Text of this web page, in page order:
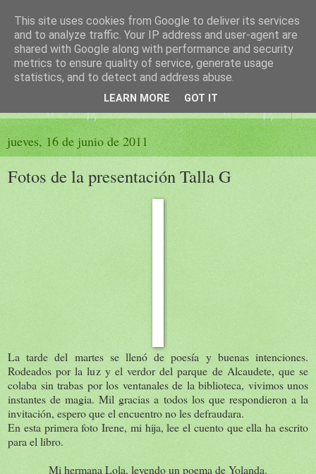
El sueño de las palabras
PÁGINA LITERARIA DE FELISA MORENO
jueves, 16 de junio de 2011
Fotos de la presentación Talla G
La tarde del martes se llenó de poesía y buenas intenciones.
Rodeados por la luz y el verdor del parque de Alcaudete, que se
colaba sin trabas por los ventanales de la biblioteca, vivimos unos
instantes de magia. Mil gracias a todos los que respondieron a la
invitación, espero que el encuentro no les defraudara.
En esta primera foto Irene, mi hija, lee el cuento que ella ha escrito
para el libro.
Mi hermana Lola, leyendo un poema de Yolanda.
This site uses cookies from Google to deliver its services
and to analyze traffic. Your IP address and user-agent are
shared with Google along with performance and security
metrics to ensure quality of service, generate usage
statistics, and to detect and address abuse.
LEARN MORE GOT IT